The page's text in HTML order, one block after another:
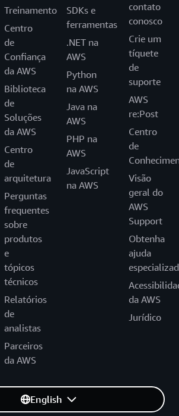
Treinamento
Centro
de
Confiança
da AWS
Biblioteca
de
Soluções
da AWS
Centro
de
arquitetura
Perguntas
frequentes
sobre
produtos
e
tópicos
técnicos
Relatórios
de
analistas
Parceiros
da AWS
SDKs e
ferramentas
.NET na
AWS
Python
na AWS
Java na
AWS
PHP na
AWS
JavaScript
na AWS
contato
conosco
Crie um
tíquete
de
suporte
AWS
re:Post
Centro
de
Visão
geral do
AWS
Support
Obtenha
ajuda
da AWS
Jurídico
English